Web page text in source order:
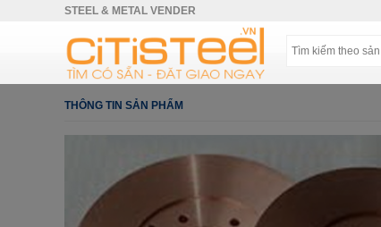
STEEL & METAL VENDER
THÔNG TIN SẢN PHẨM